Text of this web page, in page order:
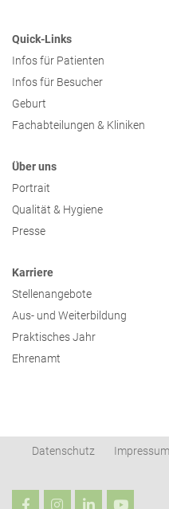
Quick-Links
Infos für Patienten
Infos für Besucher
Geburt
Fachabteilungen & Kliniken
Über uns
Portrait
Qualität & Hygiene
Presse
Karriere
Stellenangebote
Aus- und Weiterbildung
Praktisches Jahr
Ehrenamt
Datenschutz Impressum